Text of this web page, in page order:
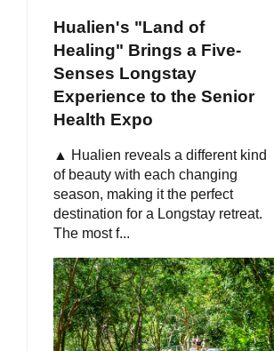
Hualien's "Land of
Healing" Brings a Five-
Senses Longstay
Experience to the Senior
Health Expo
▲ Hualien reveals a different kind
of beauty with each changing
season, making it the perfect
destination for a Longstay retreat.
The most f...